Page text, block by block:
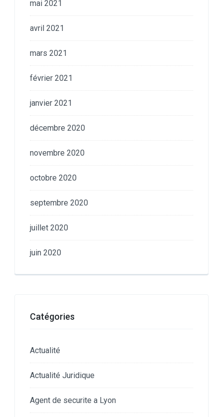
mai 2021
avril 2021
mars 2021
février 2021
janvier 2021
décembre 2020
novembre 2020
octobre 2020
septembre 2020
juillet 2020
juin 2020
Catégories
Actualité
Actualité Juridique
Agent de securite a Lyon